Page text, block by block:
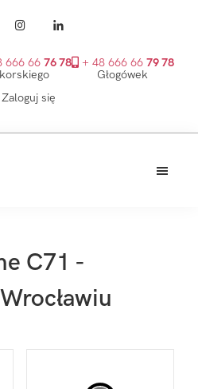
666 66 76 78
+ 48 666 66 79 78
Głogówek
Zaloguj się
C71 -